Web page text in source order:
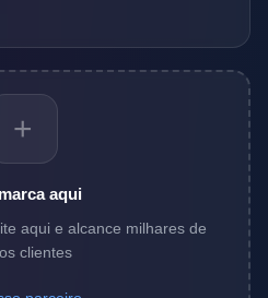
+
aqui
aqui e alcance milhares de
clientes